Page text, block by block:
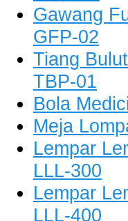
Gawang
GFP-02
Tiang
TBP-01
Bola
Meja
Lempar
LLL-300
Lempar
LLL-400